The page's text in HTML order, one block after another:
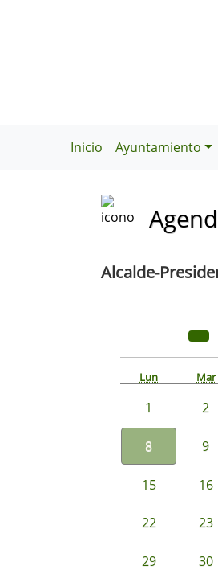
Inicio Ayuntamiento
Alcalde-
Lun Mar
1 2
8 9
15 16
22 23
29 30